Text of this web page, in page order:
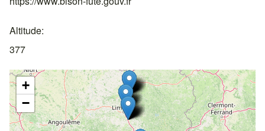
Altitude
377
+
−